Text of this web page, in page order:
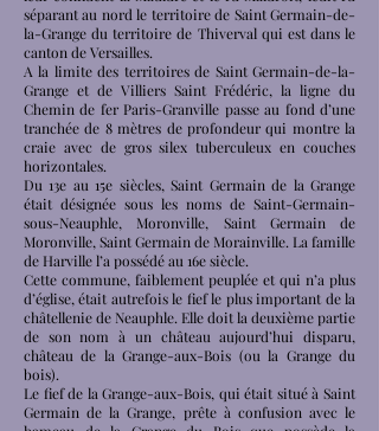
séparant au nord le territoire de Saint Germain-de-
la-Grange du territoire de Thiverval qui est dans le
canton de Versailles.
A la limite des territoires de Saint Germain-de-la-
Grange et de Villiers Saint Frédéric, la ligne du
Chemin de fer Paris-Granville passe au fond d’une
tranchée de 8 mètres de profondeur qui montre la
craie avec de gros silex tuberculeux en couches
horizontales.
Du 13e au 15e siècles, Saint Germain de la Grange
était désignée sous les noms de Saint-Germain-
sous-Neauphle, Moronville, Saint Germain de
Moronville, Saint Germain de Morainville. La famille
de Harville l’a possédé au 16e siècle.
Cette commune, faiblement peuplée et qui n’a plus
d’église, était autrefois le fief le plus important de la
châtellenie de Neauphle. Elle doit la deuxième partie
de son nom à un château aujourd’hui disparu,
château de la Grange-aux-Bois (ou la Grange du
bois).
Le fief de la Grange-aux-Bois, qui était situé à Saint
Germain de la Grange, prête à confusion avec le